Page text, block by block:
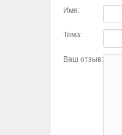
Имя:
Тема:
Ваш отзыв: